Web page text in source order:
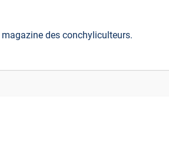
des conchyliculteurs.